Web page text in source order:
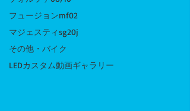
フュージョンmf02
マジェスティsg20j
その他・バイク
LEDカスタム動画ギャラリー